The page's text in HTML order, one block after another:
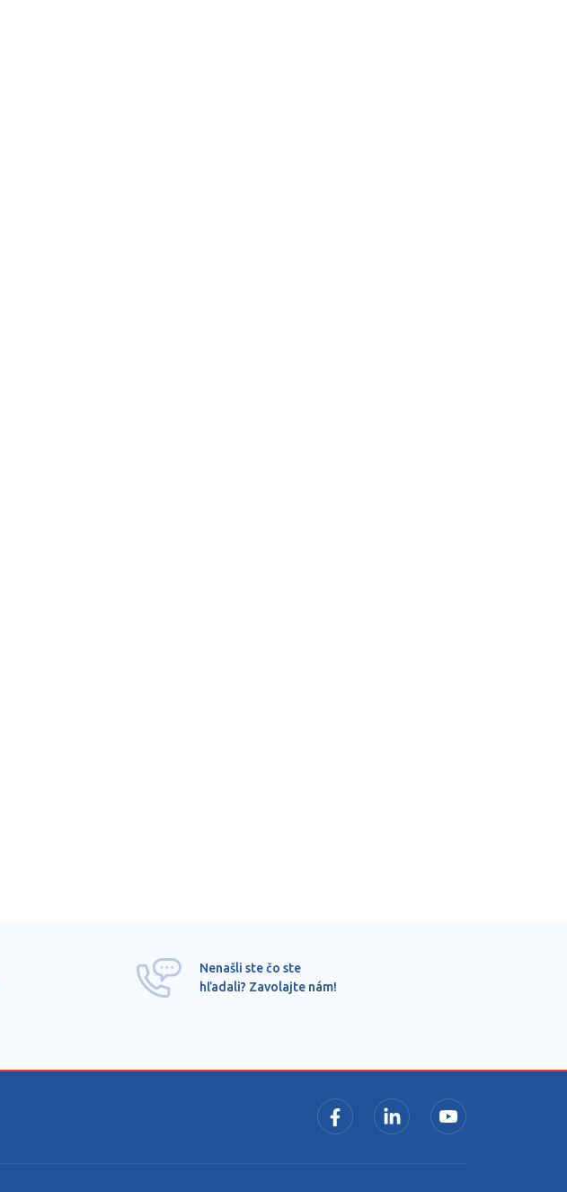
Nenašli ste čo ste
hľadali? Zavolajte nám!